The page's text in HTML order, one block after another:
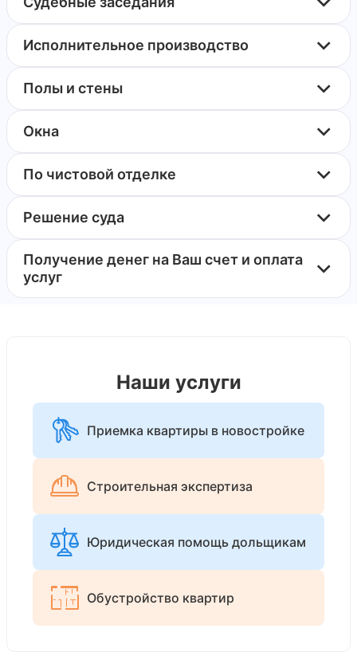
Исполнительное производство
Полы и стены
Окна
По чистовой отделке
Решение суда
Получение денег на Ваш счет и оплата
услуг
Наши услуги
Приемка квартиры в новостройке
Строительная экспертиза
Юридическая помощь дольщикам
Обустройство квартир